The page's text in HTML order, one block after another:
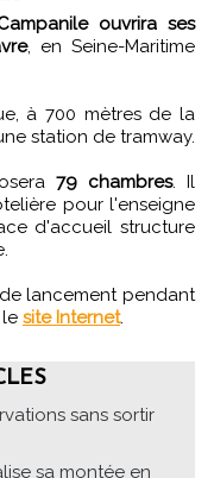
ouvrira ses
, en Seine-Maritime
à 700 mètres de la
station de tramway.
79 chambres. Il
pour l'enseigne
d'accueil structure
lancement pendant
site Internet.
sans sortir
sa montée en